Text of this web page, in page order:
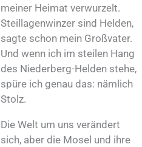
meiner Heimat verwurzelt.
Steillagen­winzer sind Helden,
sagte schon mein Großvater.
Und wenn ich im steilen Hang
des Niederberg-Helden stehe,
spüre ich genau das: nämlich
Stolz.
Die Welt um uns verändert
sich, aber die Mosel und ihre